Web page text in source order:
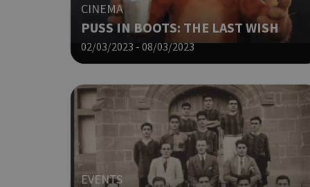
CINEMA
PUSS IN BOOTS: THE LAST WISH
02/03/2023 - 08/03/2023
EVENTS
PHPSESSID
takeOverCookie